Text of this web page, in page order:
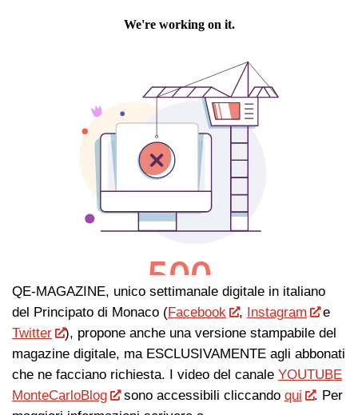
QE-MAGAZINE, unico settimanale digitale in italiano
del Principato di Monaco (Facebook , Instagram
e
Twitter
), propone anche una versione stampabile del
magazine digitale, ma ESCLUSIVAMENTE agli abbonati
che ne facciano richiesta. I video del canale YOUTUBE
MonteCarloBlog
sono accessibili cliccando qui
. Per